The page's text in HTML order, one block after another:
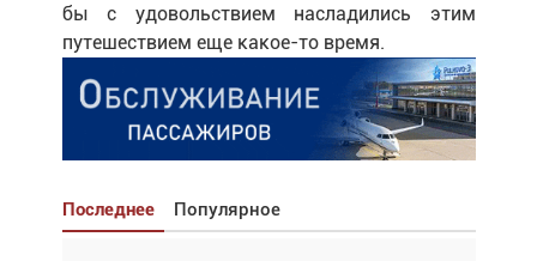
бы с удовольствием насладились этим
путешествием еще какое-то время.
Последнее Популярное